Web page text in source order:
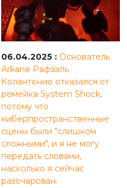
06.04.2025 : Основатель
Arkane Рафаэль
Колантонио отказался от
ремейка System Shock,
потому что
киберпространственные
сцены были "слишком
сложными", и я не могу
передать словами,
насколько я сейчас
разочарован.